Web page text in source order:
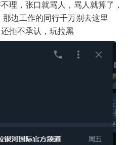
理，张口就骂人，骂人就算了，
边工作的同行千万别去这里
拒不承认，玩拉黑